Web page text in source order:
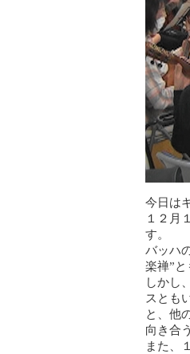
今日は
１２月
す。
バッハ
楽禅”
しかし
スとも
と、他
向き合
また、